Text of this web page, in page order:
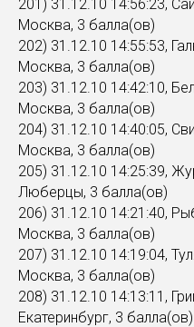
201) 31.12.10 14:56:23,
Москва, 3 балла(ов)
202) 31.12.10 14:55:53,
Москва, 3 балла(ов)
203) 31.12.10 14:42:10,
Москва, 3 балла(ов)
204) 31.12.10 14:40:05,
Москва, 3 балла(ов)
205) 31.12.10 14:25:39,
Люберцы, 3 балла(ов)
206) 31.12.10 14:21:40,
Москва, 3 балла(ов)
207) 31.12.10 14:19:04,
Москва, 3 балла(ов)
208) 31.12.10 14:13:11,
Екатеринбург, 3 балла(ов)